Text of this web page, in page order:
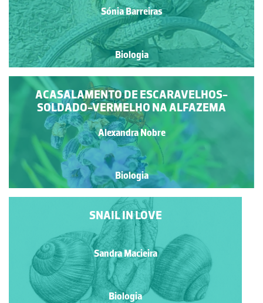
Sónia Barreiras
Biologia
ACASALAMENTO DE ESCARAVELHOS-
SOLDADO-VERMELHO NA ALFAZEMA
Alexandra Nobre
Biologia
SNAIL IN LOVE
Sandra Macieira
Biologia